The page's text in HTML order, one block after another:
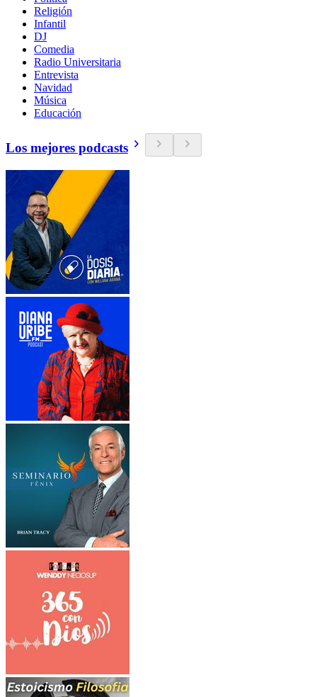
Religión
Infantil
DJ
Comedia
Radio Universitaria
Entrevista
Navidad
Música
Educación
Los mejores podcasts